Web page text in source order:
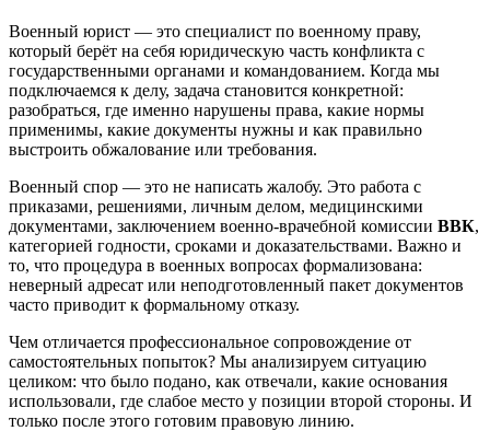
Военный юрист — это специалист по военному праву,
который берёт на себя юридическую часть конфликта с
государственными органами и командованием. Когда мы
подключаемся к делу, задача становится конкретной:
разобраться, где именно нарушены права, какие нормы
применимы, какие документы нужны и как правильно
выстроить обжалование или требования.
Военный спор — это не написать жалобу. Это работа с
приказами, решениями, личным делом, медицинскими
документами, заключением военно-врачебной комиссии ВВК,
категорией годности, сроками и доказательствами. Важно и
то, что процедура в военных вопросах формализована:
неверный адресат или неподготовленный пакет документов
часто приводит к формальному отказу.
Чем отличается профессиональное сопровождение от
самостоятельных попыток? Мы анализируем ситуацию
целиком: что было подано, как отвечали, какие основания
использовали, где слабое место у позиции второй стороны. И
только после этого готовим правовую линию.